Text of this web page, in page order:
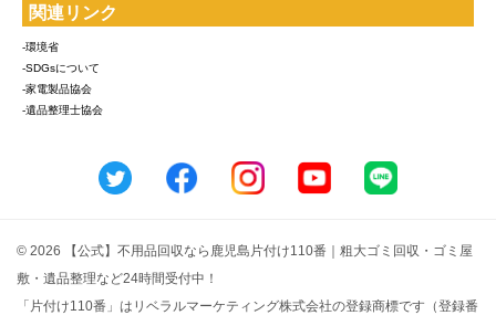
関連リンク
-環境省
-SDGsについて
-家電製品協会
-遺品整理士協会
© 2026 【公式】不用品回収なら鹿児島片付け110番｜粗大ゴミ回収・ゴミ屋
敷・遺品整理など24時間受付中！
「片付け110番」はリベラルマーケティング株式会社の登録商標です（登録番